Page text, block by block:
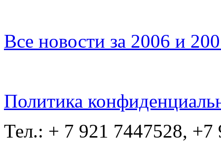
Все новости за 2006 и
Политика
Тел.: + 7 921 7447528, +7